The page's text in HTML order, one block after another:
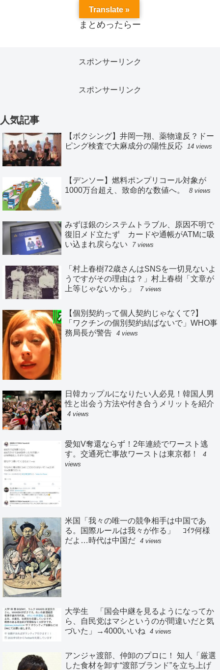
まとめったらー
スポンサーリンク
スポンサーリンク
人気記事
【ボクシング】井岡一翔、薬物違反？ドー
ピング検査で大麻成分の陽性反応
14 views
【デンソー】燃料ポンプリコール対象が
1000万台超え、致命的な数値へ。
8 views
みずほ銀のシステムトラブル、原因不明で
復旧メド立たず カードや通帳がATMに吸
い込まれ戻らない
7 views
「村上春樹72歳さんはSNSを一切見ないよ
うですがその理由は？」村上春樹「文章が
上等じゃないから」
7 views
【個別契約って個人契約じゃなくて?】
「ワクチンの個別契約結ばないで」WHO事
務局長が警告 4 views
日韓カップルになりたい人必見！韓国人男
性と出会う方法や付き合うメリットを紹介
4 views
愛知V奪還ならず！2年連続でワースト逃
す。交通死亡事故ワーストは東京都！
4
views
米国「我々の唯一の競争相手は中国であ
る。国際ルールは我々が作る」 ｺｲﾂ何様
だよ…時代は中国だ 4 views
大学生 「国会中継を見るようになってか
ら、自民党はマシというのが間違いだと気
づいた」→4000いいね
4 views
アンジャ渡部、仲卸のプロに！ 知人「厳選
した食材を卸す“渡部ブランド”を立ち上げ
Translate »